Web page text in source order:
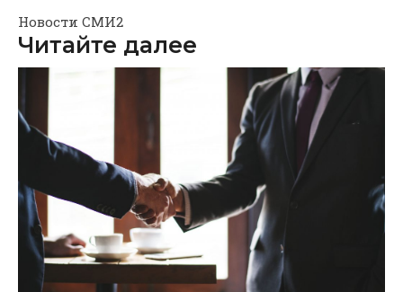
Новости СМИ2
Читайте далее